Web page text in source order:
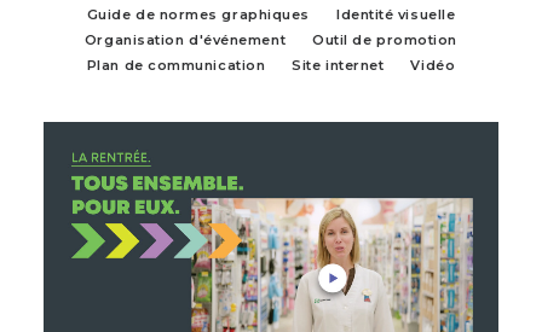
Guide de normes graphiques
Identité visuelle
Organisation d'événement
Outil de promotion
Plan de communication
Site internet Vidéo